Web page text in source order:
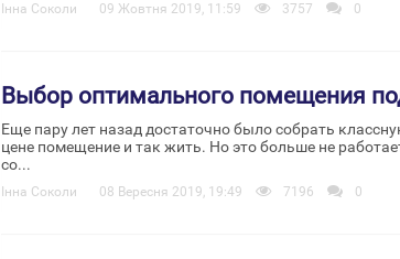
Інна Соколи 09 Жовтня 2019, 11:59 3757 0
Выбор оптимального помещения
Еще пару лет назад достаточно было собрать
цене помещение и так жить. Но это больше не
со...
Інна Соколи 08 Вересня 2019, 19:49 7196 0